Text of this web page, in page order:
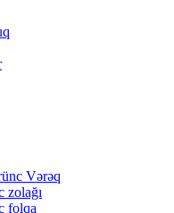
Vərəq
zolağı
folqa